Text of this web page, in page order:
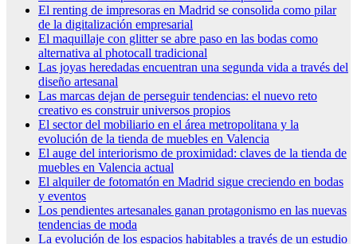
El renting de impresoras en Madrid se consolida como pilar
de la digitalización empresarial
El maquillaje con glitter se abre paso en las bodas como
alternativa al photocall tradicional
Las joyas heredadas encuentran una segunda vida a través del
diseño artesanal
Las marcas dejan de perseguir tendencias: el nuevo reto
creativo es construir universos propios
El sector del mobiliario en el área metropolitana y la
evolución de la tienda de muebles en Valencia
El auge del interiorismo de proximidad: claves de la tienda de
muebles en Valencia actual
El alquiler de fotomatón en Madrid sigue creciendo en bodas
y eventos
Los pendientes artesanales ganan protagonismo en las nuevas
tendencias de moda
La evolución de los espacios habitables a través de un estudio